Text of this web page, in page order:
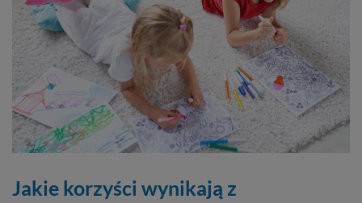
Jakie korzyści wynikają z